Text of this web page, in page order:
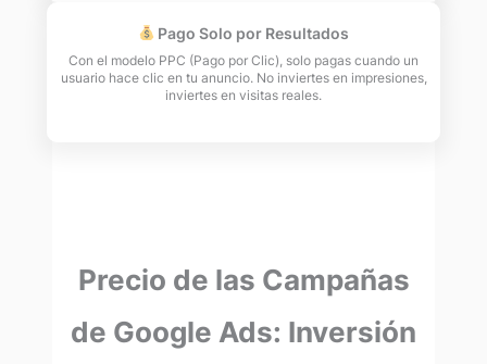
Pago Solo por Resultados
Con el modelo PPC (Pago por Clic), solo pagas cuando un
usuario hace clic en tu anuncio. No inviertes en impresiones,
inviertes en visitas reales.
Precio de las Campañas
de Google Ads: Inversión